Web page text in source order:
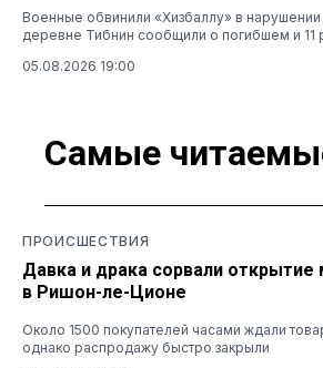
Военные обвинили «Хизбаллу» в
деревне Тибнин сообщили о погибшем и 11
05.08.2026 19:00
Самые
ПРОИСШЕСТВИЯ
Давка и драка сорвали открытие
в Ришон-ле-Ционе
Около 1500 покупателей часами ждали
однако распродажу быстро закрыли